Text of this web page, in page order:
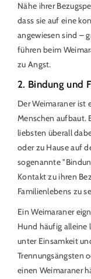
Nähe ihrer
dass sie auf eine
angewiesen sind –
führen beim
zu Angst.
2. Bindung und
Der Weimaraner ist
Menschen aufbaut.
liebsten überall
oder zu Hause auf
sogenannte
Kontakt zu ihren
Familienlebens zu
Ein Weimaraner
Hund häufig alleine
unter Einsamkeit
Trennungsängsten
einen Weimaraner